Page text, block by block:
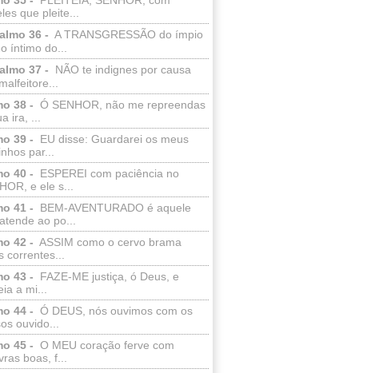
que pleite...
36 - A TRANSGRESSÃO do ímpio
íntimo do...
37 -
NÃO te indignes por causa
38 - Ó SENHOR, não me repreendas
ira, ...
39 -
EU disse: Guardarei os meus
par...
40 -
ESPEREI com paciência no
e ele s...
41 -
BEM-AVENTURADO é aquele
ao po...
42 - ASSIM como o cervo brama
correntes...
43 -
FAZE-ME justiça, ó Deus, e
a mi...
44 - Ó DEUS, nós ouvimos com os
ouvido...
45 - O MEU coração ferve com
boas, f...